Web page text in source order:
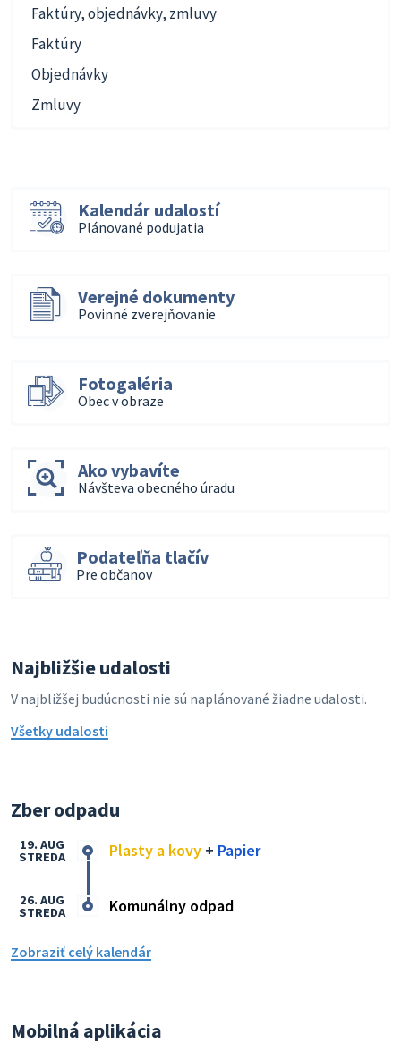
Faktúry, objednávky, zmluvy
Faktúry
Objednávky
Zmluvy
Kalendár udalostí
Plánované podujatia
Verejné dokumenty
Povinné zverejňovanie
Fotogaléria
Obec v obraze
Ako vybavíte
Návšteva obecného úradu
Podateľňa tlačív
Pre občanov
Najbližšie udalosti
V najbližšej budúcnosti nie sú naplánované žiadne udalosti.
Všetky udalosti
Zber odpadu
Plasty a kovy + Papier
19. AUG
STREDA
Komunálny odpad
26. AUG
STREDA
Zobraziť celý kalendár
Mobilná aplikácia